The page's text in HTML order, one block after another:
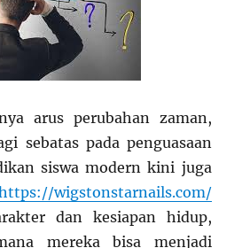
arus perubahan zaman,
sebatas pada penguasaan
siswa modern kini juga
wigstonstarnails.com/
dan kesiapan hidup,
mereka bisa menjadi